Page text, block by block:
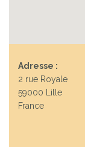
Adresse :
2 rue Royale
59000 Lille
France